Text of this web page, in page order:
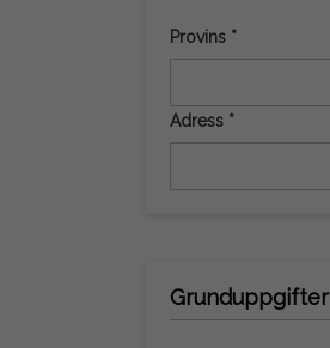
Provins *
Adress *
Grunduppgifter